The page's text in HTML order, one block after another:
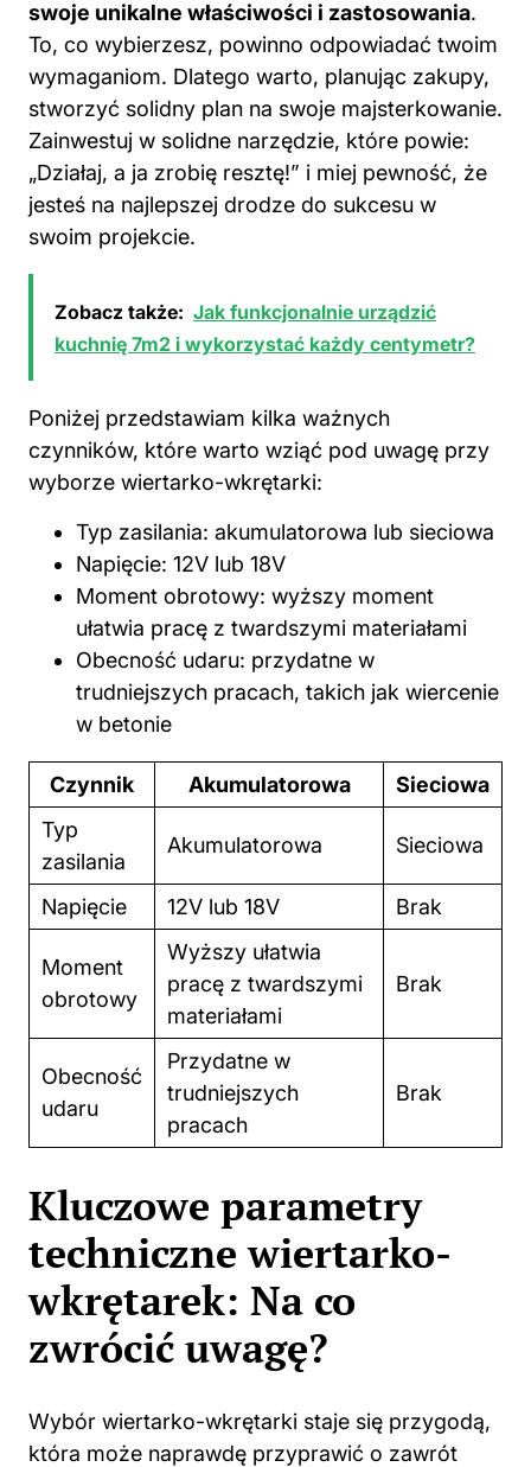
swoje unikalne właściwości i zastosowania.
To, co wybierzesz, powinno odpowiadać twoim
wymaganiom. Dlatego warto, planując zakupy,
stworzyć solidny plan na swoje majsterkowanie.
Zainwestuj w solidne narzędzie, które powie:
„Działaj, a ja zrobię resztę!” i miej pewność, że
jesteś na najlepszej drodze do sukcesu w
swoim projekcie.
Zobacz także: Jak funkcjonalnie urządzić
kuchnię 7m2 i wykorzystać każdy centymetr?
Poniżej przedstawiam kilka ważnych
czynników, które warto wziąć pod uwagę przy
wyborze wiertarko-wkrętarki:
Typ zasilania: akumulatorowa lub sieciowa
Napięcie: 12V lub 18V
Moment obrotowy: wyższy moment
ułatwia pracę z twardszymi materiałami
Obecność udaru: przydatne w
trudniejszych pracach, takich jak wiercenie
w betonie
Czynnik Akumulatorowa
Sieciowa
Typ
zasilania
Akumulatorowa Sieciowa
Napięcie 12V lub 18V Brak
Moment
obrotowy
Wyższy ułatwia
pracę z twardszymi
materiałami
Brak
Obecność
udaru
Przydatne w
trudniejszych
pracach
Brak
Kluczowe parametry
techniczne wiertarko-
wkrętarek: Na co
zwrócić uwagę?
Wybór wiertarko-wkrętarki staje się przygodą,
która może naprawdę przyprawić o zawrót